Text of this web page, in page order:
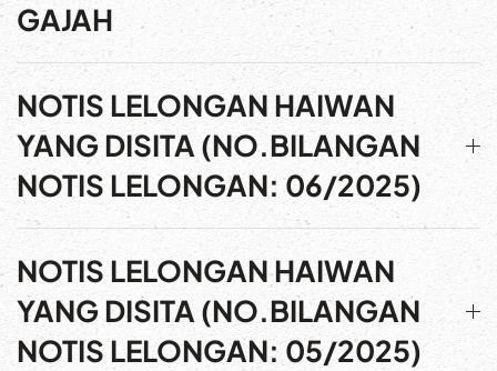
GAJAH
NOTIS LELONGAN HAIWAN
YANG DISITA (NO.BILANGAN
NOTIS LELONGAN: 06/2025)
NOTIS LELONGAN HAIWAN
YANG DISITA (NO.BILANGAN
NOTIS LELONGAN: 05/2025)